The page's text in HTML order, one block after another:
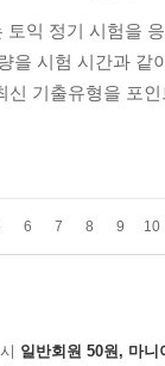
토익 정기 시험을
을 시험 시간과
신 기출유형을 포
6 7 8 9 10
일반회원 50원, 마니